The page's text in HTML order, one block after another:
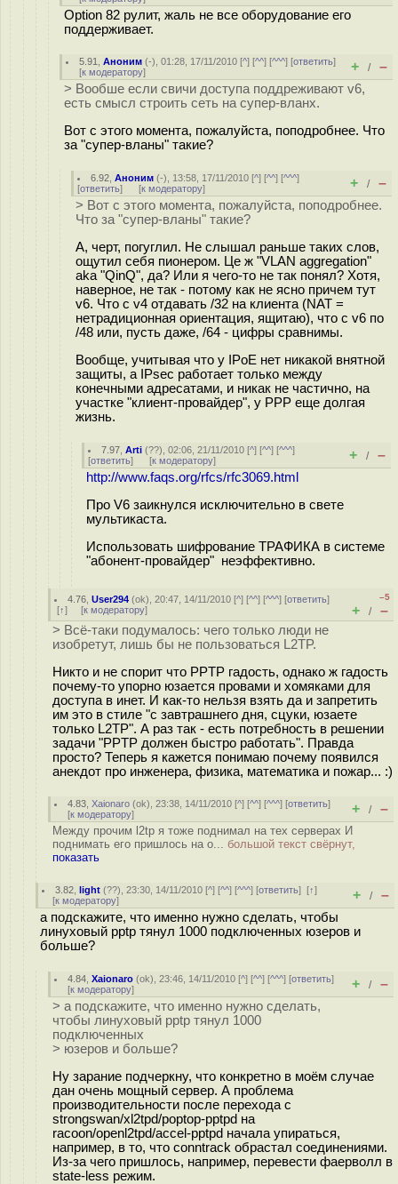
Option 82 рулит, жаль не все оборудование его
поддерживает.
5.91 ,Аноним (-), 01:28, 17/11/2010 [^] [^^] [^^^] [ответить]
[к модератору] + / –
> Вообше если свичи доступа поддреживают v6,
есть смысл строить сеть на супер-вланх.
Вот с этого момента, пожалуйста, поподробнее. Что
за "супер-вланы" такие?
6.92 ,Аноним (-), 13:58, 17/11/2010 [^] [^^] [^^^]
[ответить] [к модератору] + / –
> Вот с этого момента, пожалуйста, поподробнее.
Что за "супер-вланы" такие?
А, черт, погуглил. Не слышал раньше таких слов,
ощутил себя пионером. Це ж "VLAN aggregation"
aka "QinQ", да? Или я чего-то не так понял? Хотя,
наверное, не так - потому как не ясно причем тут
v6. Что с v4 отдавать /32 на клиента (NAT =
нетрадиционная ориентация, ящитаю), что с v6 по
/48 или, пусть даже, /64 - цифры сравнимы.
Вообще, учитывая что у IPoE нет никакой внятной
защиты, а IPsec работает только между
конечными адресатами, и никак не частично, на
участке "клиент-провайдер", у PPP еще долгая
жизнь.
7.97 ,Arti (??), 02:06, 21/11/2010 [^] [^^] [^^^]
[ответить] [к модератору] + / –
http://www.faqs.org/rfcs/rfc3069.html
Про V6 заикнулся исключительно в свете
мультикаста.
Использовать шифрование ТРАФИКА в системе
"абонент-провайдер" неэффективно.
4.76 ,User294 (ok), 20:47, 14/11/2010 [^] [^^] [^^^] [ответить]
[↑] [к модератору]
–5
+ / –
> Всё-таки подумалось: чего только люди не
изобретут, лишь бы не пользоваться L2TP.
Никто и не спорит что PPTP гадость, однако ж гадость
почему-то упорно юзается провами и хомяками для
доступа в инет. И как-то нельзя взять да и запретить
им это в стиле "с завтрашнего дня, сцуки, юзаете
только L2TP". А раз так - есть потребность в решении
задачи "PPTP должен быстро работать". Правда
просто? Теперь я кажется понимаю почему появился
анекдот про инженера, физика, математика и пожар... :)
4.83 ,Xaionaro (ok), 23:38, 14/11/2010 [^] [^^] [^^^] [ответить]
[к модератору] + / –
Между прочим l2tp я тоже поднимал на тех серверах И
поднимать его пришлось на o... большой текст свёрнут,
показать
3.82 ,light (??), 23:30, 14/11/2010 [^] [^^] [^^^] [ответить][↑]
[к модератору] + / –
а подскажите, что именно нужно сделать, чтобы
линуховый pptp тянул 1000 подключенных юзеров и
больше?
4.84 ,Xaionaro (ok), 23:46, 14/11/2010 [^] [^^] [^^^] [ответить]
[к модератору] + / –
> а подскажите, что именно нужно сделать,
чтобы линуховый pptp тянул 1000
подключенных
> юзеров и больше?
Ну зарание подчеркну, что конкретно в моём случае
дан очень мощный сервер. А проблема
производительности после перехода с
strongswan/xl2tpd/poptop-pptpd на
racoon/openl2tpd/accel-pptpd начала упираться,
например, в то, что conntrack обрастал соединениями.
Из-за чего пришлось, например, перевести фаерволл в
state-less режим.